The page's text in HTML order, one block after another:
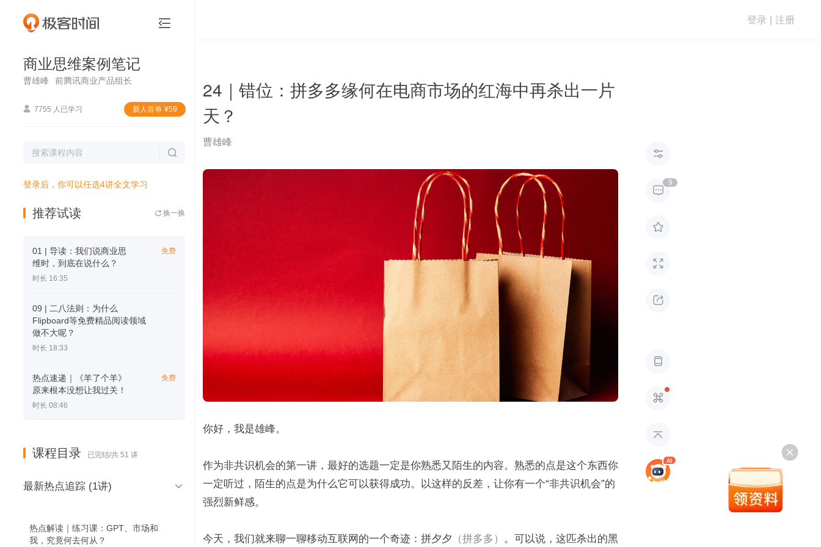

商业思维案例笔记
曹雄峰 前腾讯商业产品组长
 7755 人已学习 新⼈⾸单 ¥59

登录后，你可以任选4讲全文学习
推荐试读  换一换
01 | 导读：我们说商业思
维时，到底在说什么？
时长 16:35
免费
09 | 二八法则：为什么
Flipboard等免费精品阅读领域
做不大呢？
时长 18:33
热点速递｜《羊了个羊》
原来根本没想让我过关！
时长 08:46
免费
课程目录 已完结/共 51 讲
最新热点追踪 (1讲) 
热点解读｜练习课：GPT、市场和
我，究竟何去何从？
 商业思维案例笔记 登录 注册
24｜错位：拼多多缘何在电商市场的红海中再杀出一片
天？
曹雄峰
你好，我是雄峰。
作为非共识机会的第一讲，最好的选题一定是你熟悉又陌生的内容。熟悉的点是这个东西你
一定听过，陌生的点是为什么它可以获得成功。以这样的反差，让你有一个“非共识机会”的
强烈新鲜感。
今天，我们就来聊一聊移动互联网的一个奇迹：拼夕夕 （拼多多） 。可以说，这匹杀出的黑


9





